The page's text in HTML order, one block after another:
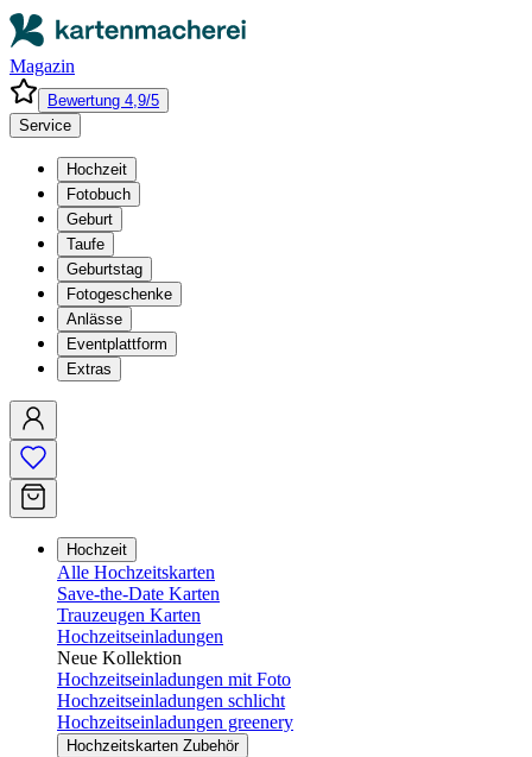
Magazin
Bewertung 4,9/5
Service
Hochzeit
Fotobuch
Geburt
Taufe
Geburtstag
Fotogeschenke
Anlässe
Eventplattform
Extras
Hochzeit
Alle Hochzeitskarten
Save-the-Date Karten
Trauzeugen Karten
Hochzeitseinladungen
Neue Kollektion
Hochzeitseinladungen mit Foto
Hochzeitseinladungen schlicht
Hochzeitseinladungen greenery
Hochzeitskarten Zubehör